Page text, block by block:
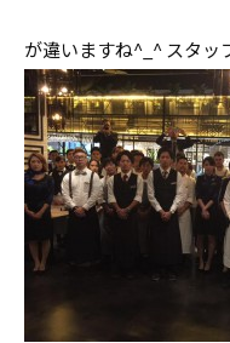
が違いますね^_^ スタッ